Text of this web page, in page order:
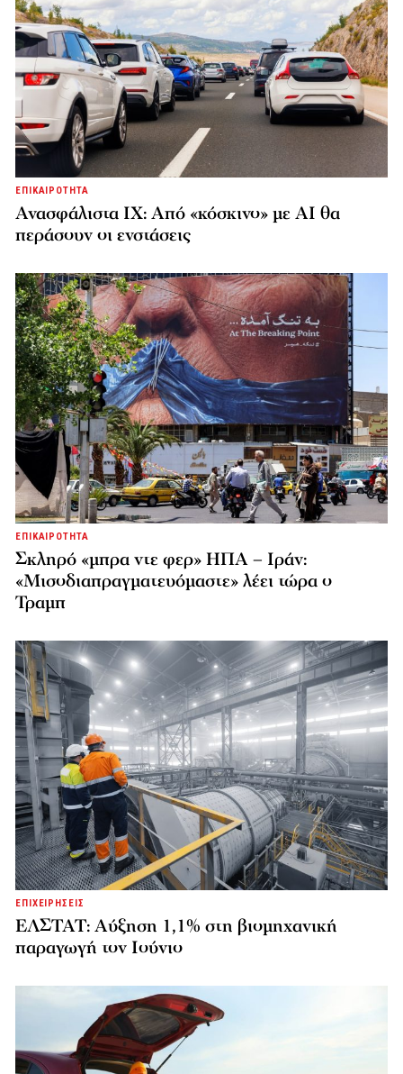
ΕΠΙΚΑΙΡΟΤΗΤΑ
Ανασφάλιστα ΙΧ: Από «κόσκινο» με AI θα
περάσουν οι ενστάσεις
ΕΠΙΚΑΙΡΟΤΗΤΑ
Σκληρό «μπρα ντε φερ» ΗΠΑ – Ιράν:
«Μισοδιαπραγματευόμαστε» λέει τώρα ο
Τραμπ
ΕΠΙΧΕΙΡΗΣΕΙΣ
ΕΛΣΤΑΤ: Αύξηση 1,1% στη βιομηχανική
παραγωγή τον Ιούνιο